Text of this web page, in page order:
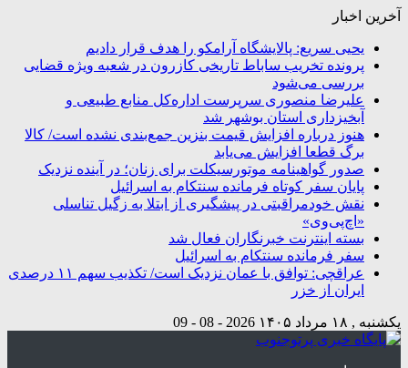
آخرین اخبار
یحیی سریع: پالایشگاه آرامکو را هدف قرار دادیم
پرونده تخریب ساباط تاریخی کازرون در شعبه ویژه قضایی
بررسی می‌شود
علیرضا منصوری سرپرست اداره‌کل منابع طبیعی و
آبخیزداری استان بوشهر شد
هنوز درباره افزایش قیمت بنزین جمع‌بندی نشده است/ کالا
برگ قطعا افزایش می‌یابد
صدور گواهینامه موتورسیکلت برای زنان؛ در آینده نزدیک
پایان سفر کوتاه فرمانده سنتکام به اسرائیل
نقش خودمراقبتی در پیشگیری از ابتلا به زگیل تناسلی
«اچ‌پی‌وی»
بسته اینترنت خبرنگاران فعال شد
سفر فرمانده سنتکام به اسرائیل
عراقچی: توافق با عمان نزدیک است/ تکذیب سهم ۱۱ درصدی
ایران از خزر
یکشنبه , ۱۸ مرداد ۱۴۰۵ 2026 - 08 - 09